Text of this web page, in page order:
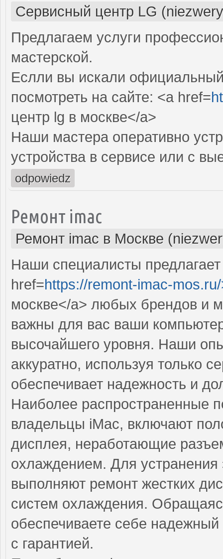
Сервисный центр LG
Предлагаем услуги
мастерской.
Еслли вы искали
посмотреть на сайте: <a href=
центр lg в москве</a>
Наши мастера оперативно
устройства в сервисе или с
odpowiedz
Ремонт imac
Ремонт imac в Москве
Наши специалисты
href=https://remont-imac-
москве</a> любых брендов и
важны для вас ваши
высочайшего уровня. Наши
аккуратно, используя только
обеспечивает надежность и
Наиболее распространенные
владельцы iMac, включают
дисплея, неработающие
охлаждением. Для
выполняют ремонт жестких
систем охлаждения.
обеспечиваете себе
с гарантией.